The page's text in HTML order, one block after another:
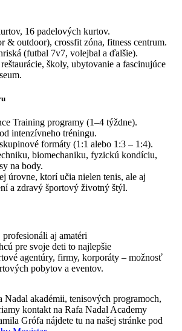
16 padelových kurtov.
& outdoor), crossfit zóna, fitness centrum.
(futbal 7v7, volejbal a ďalšie).
školy, ubytovanie a fascinujúce
Training programy (1–4 týždne).
intenzívneho tréningu.
formáty (1:1 alebo 1:3 – 1:4).
biomechaniku, fyzickú kondíciu,
na body.
úrovne, ktorí učia nielen tenis, ale aj
a zdravý športový životný štýl.
aj amatéri
pre svoje deti to najlepšie
agentúry, firmy, korporáty – možnosť
pobytov a eventov.
akadémii, tenisových programoch,
kontakt na Rafa Nadal Academy
Grófa nájdete tu na našej stránke pod